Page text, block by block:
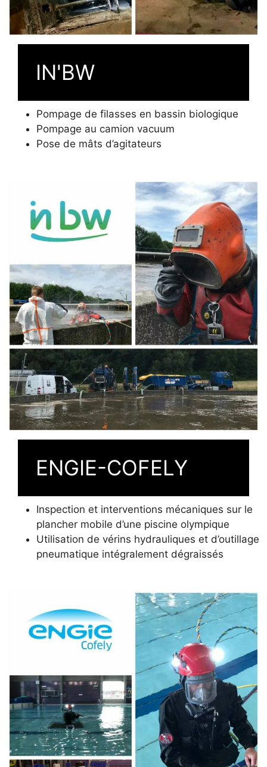
IN'BW
Pompage de filasses en bassin biologique
Pompage au camion vacuum
Pose de mâts d’agitateurs
ENGIE-COFELY
Inspection et interventions mécaniques sur le
plancher mobile d’une piscine olympique
Utilisation de vérins hydrauliques et d’outillage
pneumatique intégralement dégraissés